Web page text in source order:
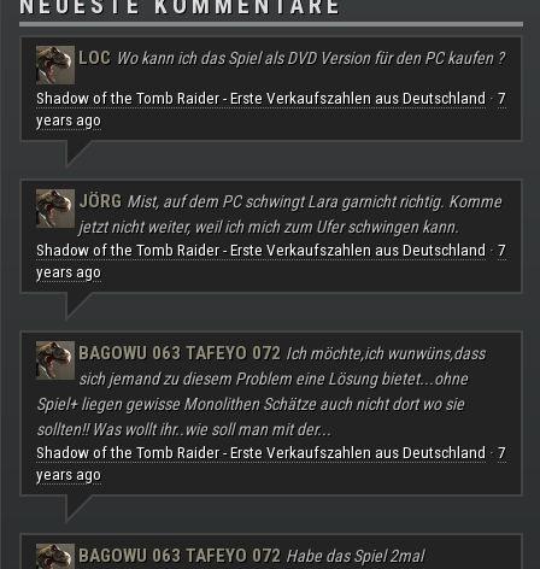
LOC Wo kann ich das Spiel als DVD Version für den PC kaufen ?
Shadow of the Tomb Raider - Erste Verkaufszahlen aus Deutschland · 7
years ago
JÖRG Mist, auf dem PC schwingt Lara garnicht richtig. Komme
jetzt nicht weiter, weil ich mich zum Ufer schwingen kann.
Shadow of the Tomb Raider - Erste Verkaufszahlen aus Deutschland · 7
years ago
BAGOWU 063 TAFEYO 072 Ich möchte,ich wunwüns,dass
sich jemand zu diesem Problem eine Lösung bietet...ohne
Spiel+ liegen gewisse Monolithen Schätze auch nicht dort wo sie
sollten!! Was wollt ihr..wie soll man mit der...
Shadow of the Tomb Raider - Erste Verkaufszahlen aus Deutschland · 7
years ago
BAGOWU 063 TAFEYO 072 Habe das Spiel 2mal